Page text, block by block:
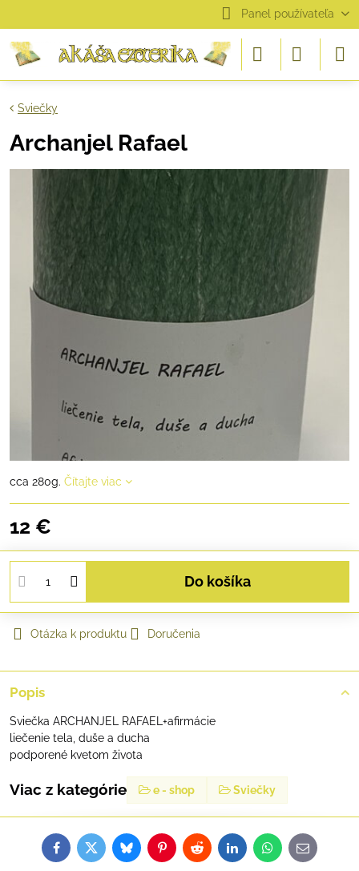
Panel používateľa
Sviečky
Archanjel Rafael
cca 280g. Čítajte viac
12 €
Do košíka
Otázka k produktu Doručenia
Popis
Sviečka ARCHANJEL RAFAEL+afirmácie
liečenie tela, duše a ducha
podporené kvetom života
Viac z kategórie e - shop Sviečky
FacebookTwitterBlueskyPinterestRedditLinkedInWhatsApp
E-
mail